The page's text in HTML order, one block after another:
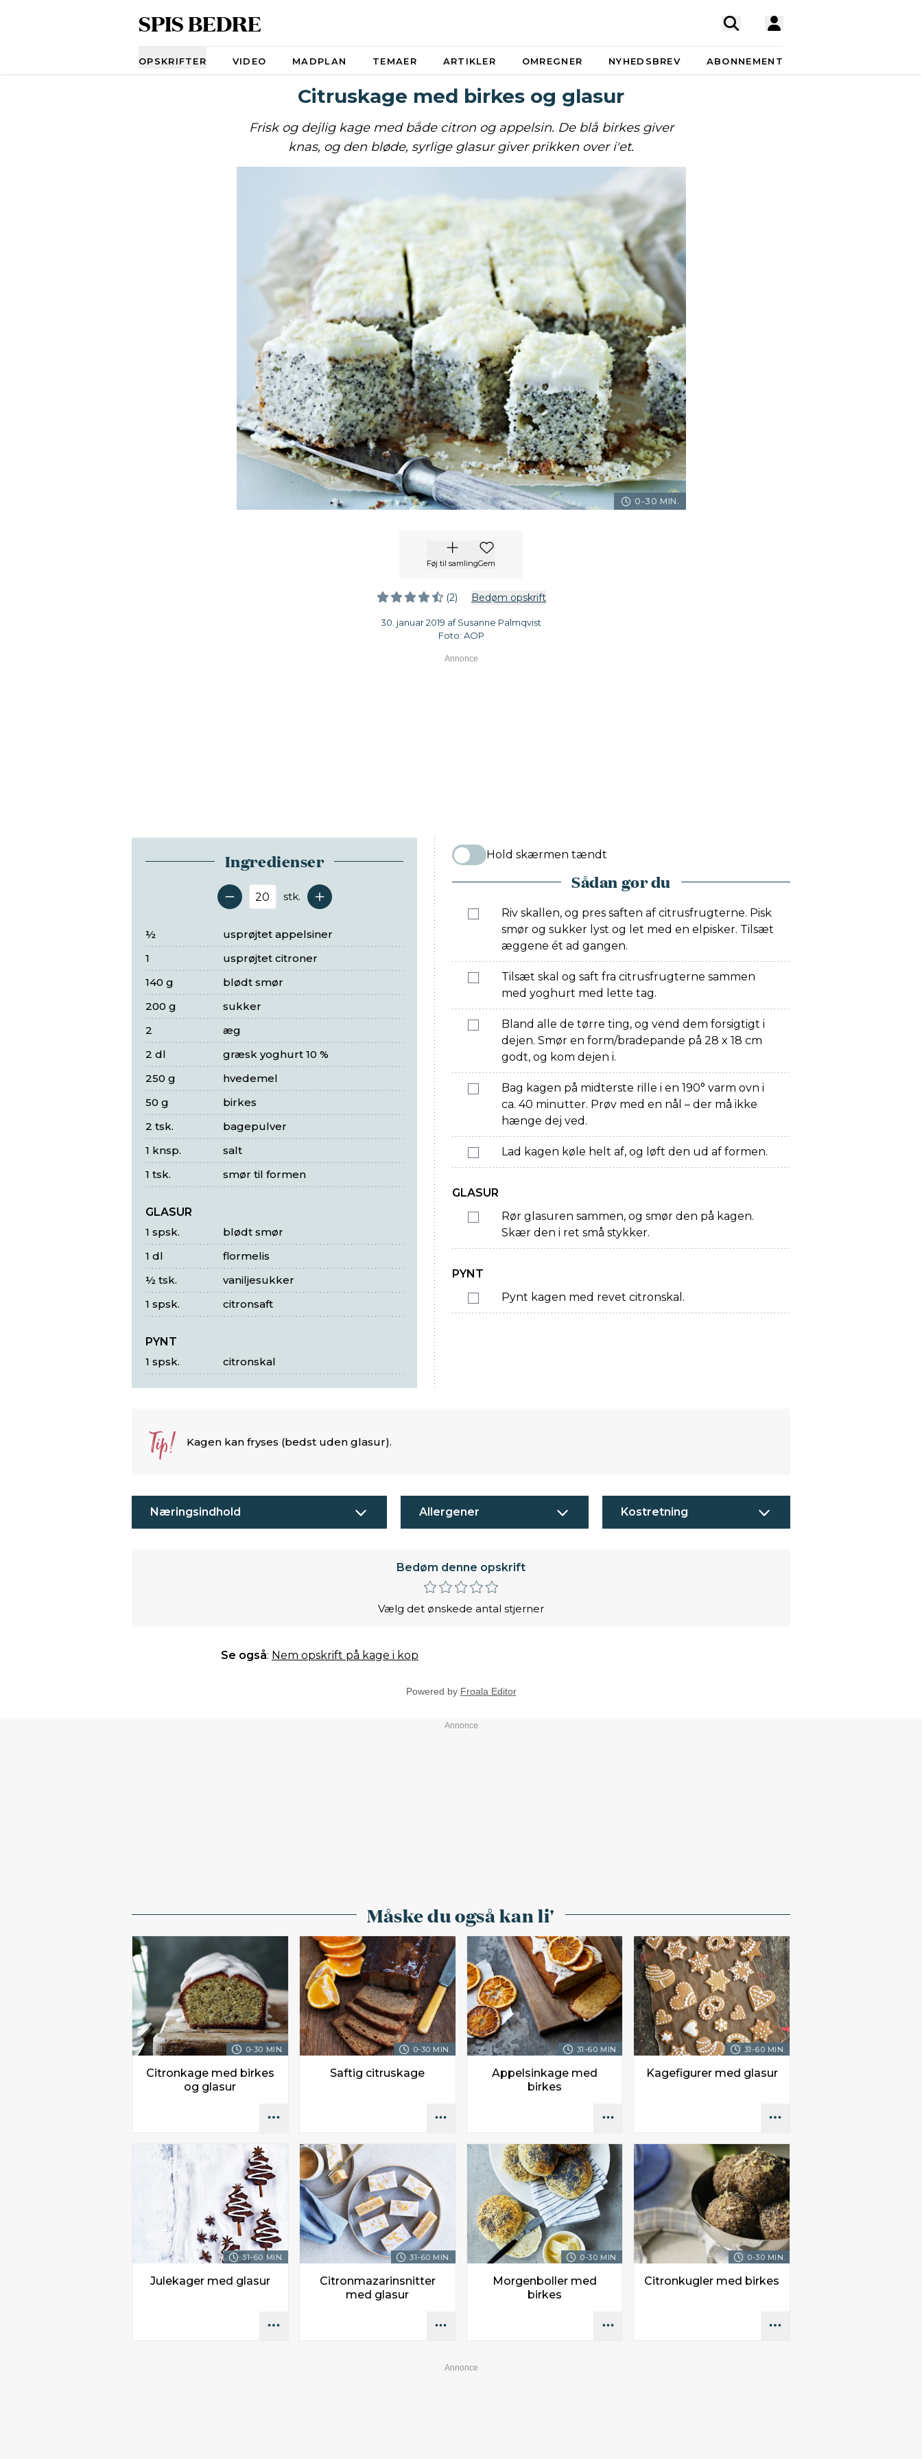
SPIS BEDRE
OPSKRIFTER VIDEO MADPLAN TEMAER ARTIKLER OMREGNER NYHEDSBREV ABONNEMENT
Citruskage med birkes og glasur
Frisk og dejlig kage med både citron og appelsin. De blå birkes giver
knas, og den bløde, syrlige glasur giver prikken over i'et.
0-30 MIN.
Føj til samlingGem
(2) Bedøm opskrift
30. januar 2019 af Susanne Palmqvist
Foto: AOP
Ingredienser
Antal serveringer
stk.
usprøjtet appelsiner
½
usprøjtet citroner
1
blødt smør
140 g
sukker
200 g
æg
2
græsk yoghurt 10 %
2 dl
hvedemel
250 g
birkes
50 g
bagepulver
2 tsk.
salt
1 knsp.
smør til formen
1 tsk.
GLASUR
blødt smør
1 spsk.
flormelis
1 dl
vaniljesukker
½ tsk.
citronsaft
1 spsk.
PYNT
citronskal
1 spsk.
Hold skærmen tændt
Sådan gør du
Riv skallen, og pres saften af citrusfrugterne. Pisk
smør og sukker lyst og let med en elpisker. Tilsæt
æggene ét ad gangen.
Tilsæt skal og saft fra citrusfrugterne sammen
med yoghurt med lette tag.
Bland alle de tørre ting, og vend dem forsigtigt i
dejen. Smør en form/bradepande på 28 x 18 cm
godt, og kom dejen i.
Bag kagen på midterste rille i en 190° varm ovn i
ca. 40 minutter. Prøv med en nål – der må ikke
hænge dej ved.
Lad kagen køle helt af, og løft den ud af formen.
GLASUR
Rør glasuren sammen, og smør den på kagen.
Skær den i ret små stykker.
PYNT
Pynt kagen med revet citronskal.
Tip! Kagen kan fryses (bedst uden glasur).
Næringsindhold Allergener Kostretning
Bedøm denne opskrift
Vælg det ønskede antal stjerner
Se også: Nem opskrift på kage i kop
Powered by Froala Editor
Måske du også kan li'
0-30 MIN.
Citronkage med birkes
og glasur
0-30 MIN.
Saftig citruskage
31-60 MIN.
Appelsinkage med
birkes
31-60 MIN.
Kagefigurer med glasur
31-60 MIN.
Julekager med glasur
31-60 MIN.
Citronmazarinsnitter
med glasur
0-30 MIN.
Morgenboller med
birkes
0-30 MIN.
Citronkugler med birkes